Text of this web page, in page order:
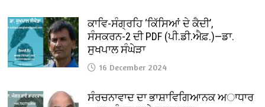
ਕਾਵਿ-ਸੰਗ੍ਰਹਿ ‘ਕਿੱਸਿਆਂ ਦੇ ਕੈਦੀ’,
ਸੰਸਕਰਨ-2 ਦੀ PDF (ਪੀ.ਡੀ.ਐਫ਼.)—ਡਾ.
ਸੁਖਪਾਲ ਸੰਘੇੜਾ
16 December 2024
ਸੰਰਚਨਾਵਾਦ ਦਾ ਭਾਸ਼ਾਵਿਗਿਆਨਕ ਅਾਧਾਰ